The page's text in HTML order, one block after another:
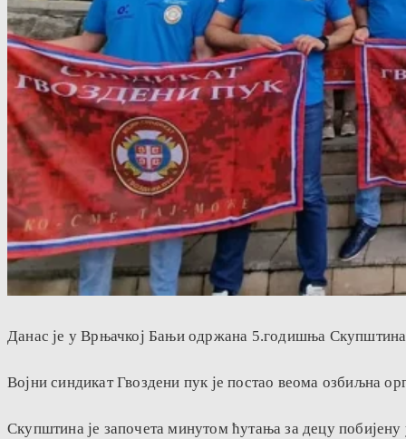
Данас је у Врњачкој Бањи одржана 5.годишња Скупштина
Војни синдикат Гвоздени пук је постао веома озбиљна
Скупштина је започета минутом ћутања за децу побијену